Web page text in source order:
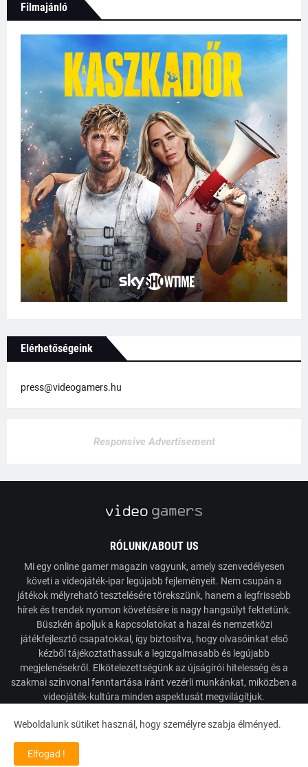
Filmajánló
Elérhetőségeink
press@videogamers.hu
Responsive Advertisement
RÓLUNK/ABOUT US
Mi egy online gamer magazin vagyunk, amely szenvedélyesen
követi a videojáték-ipar legújabb fejleményeit. Nem csupán a
játékok mélyreható tesztelésére törekszünk, hanem a legfrissebb
hírek és trendek nyomon követésére is nagy hangsúlyt fektetünk.
Büszkén ápoljuk a kapcsolatokat a hazai és nemzetközi
játékfejlesztő csapatokkal, így biztosítva, hogy olvasóinkat első
kézből tájékoztathassuk a legizgalmasabb és legújabb
megjelenésekről. Elkötelezettségünk az újságírói hitelesség és a
szakmai színvonal fenntartása iránt vezérli munkánkat, miközben a
videojáték-kultúra minden aspektusát megvilágítjuk.
Weboldalunk sütiket használ, hogy személyre szabja élményed.
Elfogad !